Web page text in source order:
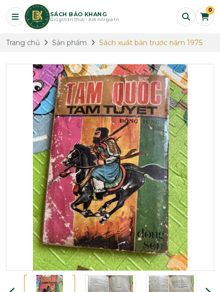
SÁCH BẢO KHANG
Giữ gìn tri thức - Kết nối giá trị
0
Trang chủ Sản phẩm Sách xuất bản trước năm 1975